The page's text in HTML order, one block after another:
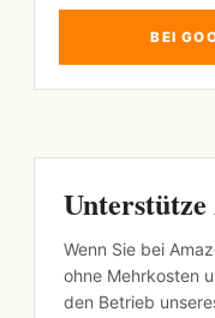
BEI
Wenn Sie bei
ohne Mehrkosten
den Betrieb